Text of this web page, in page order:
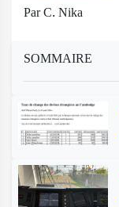
Par C. Nika
SOMMAIRE